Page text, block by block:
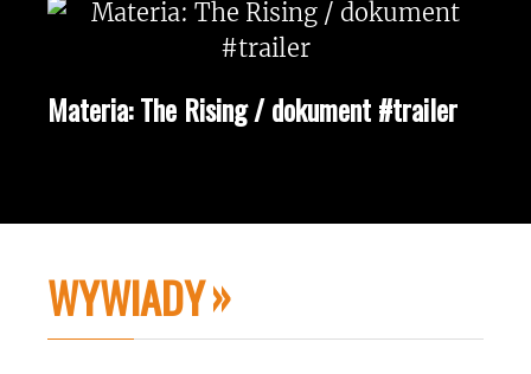
Materia: The Rising / dokument #trailer
WYWIADY